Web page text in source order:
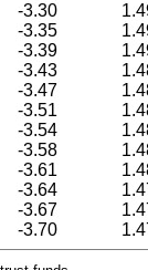
-3.30
-3.35
-3.39
-3.43
-3.47
-3.51
-3.54
-3.58
-3.61
-3.64
-3.67
-3.70